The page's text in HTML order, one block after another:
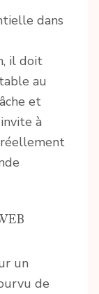
dans
il doit
au
et
à
un
de